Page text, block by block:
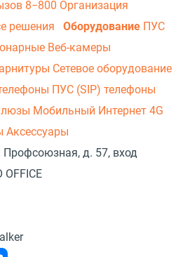
8−800 Организация
решения Оборудование ПУС
Веб-камеры
Сетевое оборудование
ПУС (SIP) телефоны
Мобильный Интернет 4G
Аксессуары
Профсоюзная, д. 57, вход